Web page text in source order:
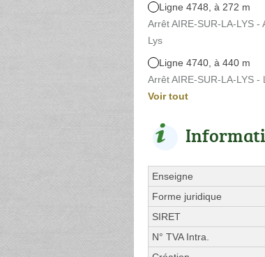
Ligne 4748, à 272 m
Arrêt AIRE-SUR-LA-LYS
Lys
Ligne 4740, à 440 m
Arrêt AIRE-SUR-LA-LYS
Voir tout
Enseigne
Forme juridique
SIRET
N° TVA Intra.